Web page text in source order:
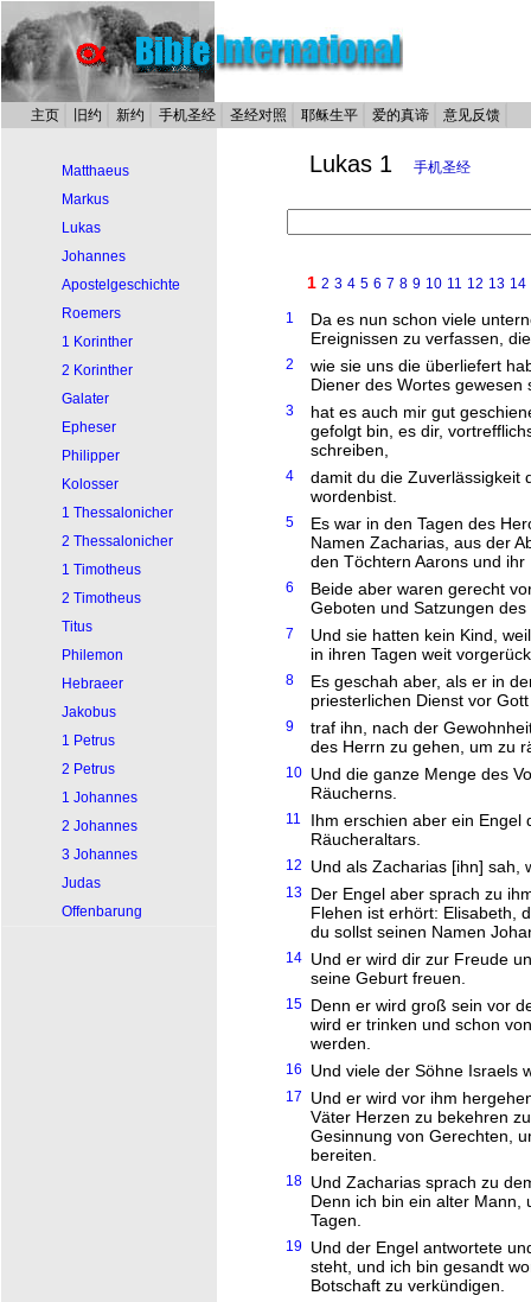
主页 旧约 新约 手机圣经 圣经对照 耶稣生平 爱的真谛 意见反馈
Matthaeus
Markus
Lukas
Johannes
Apostelgeschichte
Roemers
1 Korinther
2 Korinther
Galater
Epheser
Philipper
Kolosser
1 Thessalonicher
2 Thessalonicher
1 Timotheus
2 Timotheus
Titus
Philemon
Hebraeer
Jakobus
1 Petrus
2 Petrus
1 Johannes
2 Johannes
3 Johannes
Judas
Offenbarung
Lukas 1 手机圣经
1 2 3 4 5 6 7 8 9 10 11 12 13 14
1
Da es nun schon viele
Ereignissen zu verfassen,
2
wie sie uns die überliefert
Diener des Wortes gewesen
3
hat es auch mir gut
gefolgt bin, es dir,
schreiben,
4
damit du die Zuverlässigkeit
wordenbist.
5
Es war in den Tagen des
Namen Zacharias, aus der
den Töchtern Aarons und ihr
6
Beide aber waren gerecht
Geboten und Satzungen des
7
Und sie hatten kein Kind,
in ihren Tagen weit
8
Es geschah aber, als er in
priesterlichen Dienst vor
9
traf ihn, nach der
des Herrn zu gehen, um zu
10 Und die ganze Menge des
Räucherns.
11
Ihm erschien aber ein Engel
Räucheraltars.
12 Und als Zacharias [ihn] sah,
13 Der Engel aber sprach zu
Flehen ist erhört: Elisabeth,
du sollst seinen Namen
14 Und er wird dir zur Freude
seine Geburt freuen.
15 Denn er wird groß sein vor
wird er trinken und schon
werden.
16 Und viele der Söhne Israels
17
Und er wird vor ihm
Väter Herzen zu bekehren
Gesinnung von Gerechten,
bereiten.
18 Und Zacharias sprach zu
Denn ich bin ein alter Mann,
Tagen.
19 Und der Engel antwortete
steht, und ich bin gesandt
Botschaft zu verkündigen.